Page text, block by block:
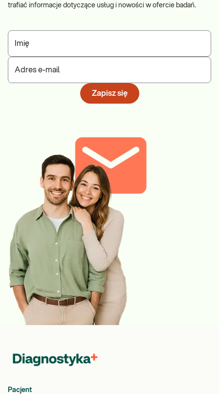
trafiać informacje dotyczące usług i nowości w ofercie badań.
Imię
Adres e-mail
Zapisz się
Pacjent